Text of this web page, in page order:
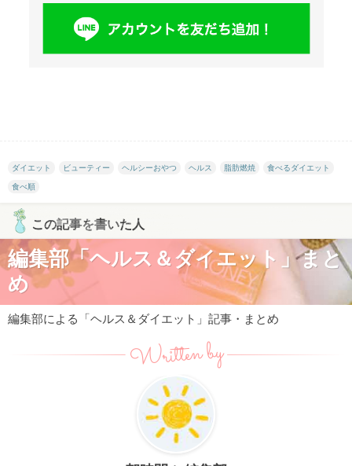
ダイエット ビューティー ヘルシーおやつ ヘルス 脂肪燃焼 食べるダイエット
食べ順
この記事を書いた人
編集部「ヘルス＆ダイエット」まと
め
編集部による「ヘルス＆ダイエット」記事・まとめ
Written by